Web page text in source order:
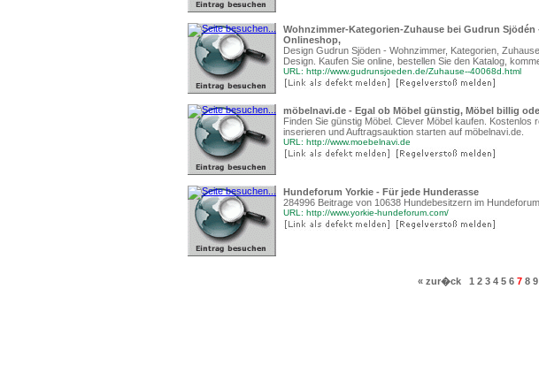
Wohnzimmer-Kategorien-Zuhause bei Gudrun
Onlineshop,
Design Gudrun Sjöden - Wohnzimmer, Kategorien,
Design. Kaufen Sie online, bestellen Sie den Katalog,
URL: http://www.gudrunsjoeden.de/Zuhause--40068d.html
möbelnavi.de - Egal ob Möbel günstig, Möbel billig
Finden Sie günstig Möbel. Clever Möbel kaufen.
inserieren und Auftragsauktion starten auf möbelnavi.de.
URL: http://www.moebelnavi.de
Hundeforum Yorkie - Für jede Hunderasse
284996 Beitrage von 10638 Hundebesitzern im
URL: http://www.yorkie-hundeforum.com/
« zur�ck 1 2 3 4 5 6 7 8 9